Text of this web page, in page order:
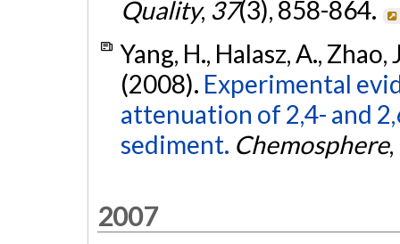
Quality, 37(3), 858-864.
Yang, H., Halasz, A.,
(2008). Experimental
attenuation of 2,4- and
sediment. Chemosphere,
2007